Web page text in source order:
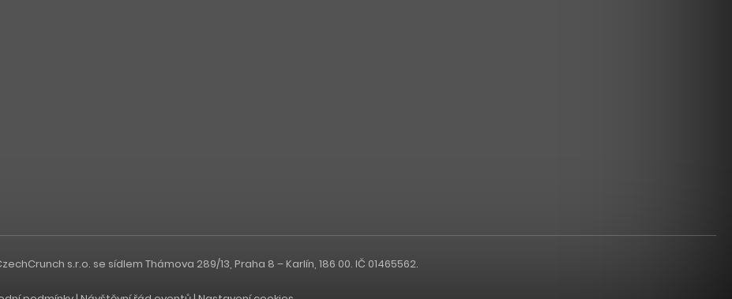
s.r.o. se sídlem Thámova 289/13, Praha 8 – Karlín, 186 00. IČ 01465562.